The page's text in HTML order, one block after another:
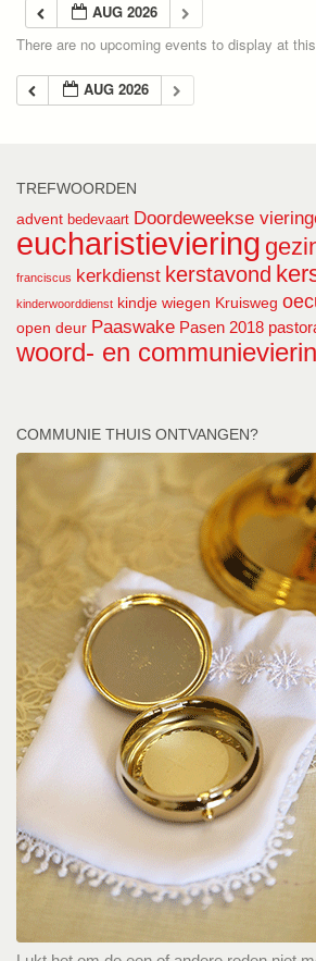
AUG 2026
There are no upcoming events to display at
AUG 2026
TREFWOORDEN
advent bedevaart Doordeweekse
eucharistieviering
franciscus kerkdienst kerstavond
kinderwoorddienst kindje wiegen Kruisweg
open deur Paaswake Pasen 2018
woord- en
COMMUNIE THUIS ONTVANGEN?